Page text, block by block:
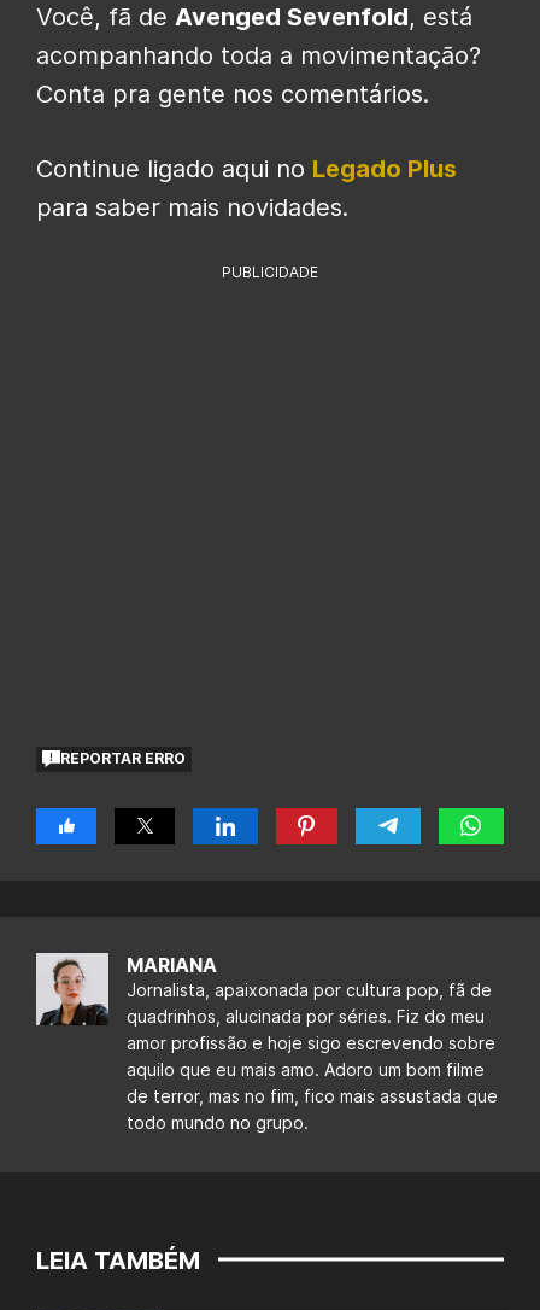
Você, fã de Avenged Sevenfold, está
acompanhando toda a movimentação?
Conta pra gente nos comentários.
Continue ligado aqui no Legado Plus
para saber mais novidades.
PUBLICIDADE
REPORTAR ERRO
MARIANA
Jornalista, apaixonada por cultura pop, fã de
quadrinhos, alucinada por séries. Fiz do meu
amor profissão e hoje sigo escrevendo sobre
aquilo que eu mais amo. Adoro um bom filme
de terror, mas no fim, fico mais assustada que
todo mundo no grupo.
LEIA TAMBÉM